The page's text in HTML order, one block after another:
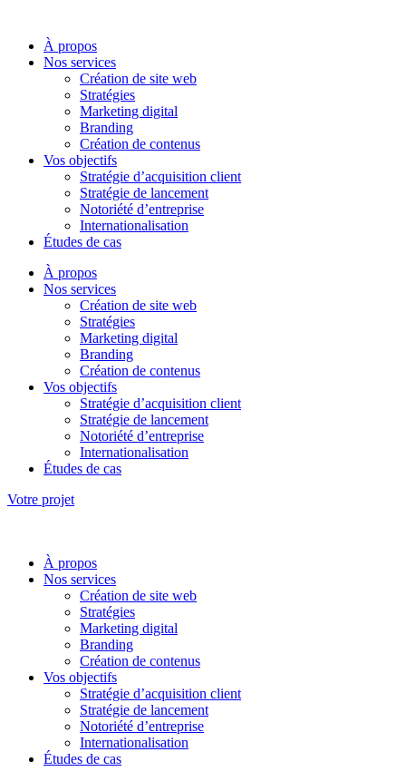
contenuÀ propos
Nos services
Création de site web
Stratégies
Marketing digital
Branding
Création de contenus
Vos objectifs
Stratégie d’acquisition client
Stratégie de lancement
Notoriété d’entreprise
Internationalisation
Études de cas
À propos
Nos services
Création de site web
Stratégies
Marketing digital
Branding
Création de contenus
Vos objectifs
Stratégie d’acquisition client
Stratégie de lancement
Notoriété d’entreprise
Internationalisation
Études de cas
Votre projet
À propos
Nos services
Création de site web
Stratégies
Marketing digital
Branding
Création de contenus
Vos objectifs
Stratégie d’acquisition client
Stratégie de lancement
Notoriété d’entreprise
Internationalisation
Études de cas